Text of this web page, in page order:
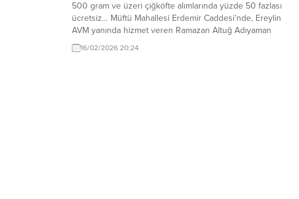
500 gram ve üzeri çiğköfte alımlarında yüzde 50 fazlası
ücretsiz… Müftü Mahallesi Erdemir Caddesi’nde, Ereylin
AVM yanında hizmet veren Ramazan Altuğ Adıyaman
Çiğköfte, Ramazan ayı boyunca 500 gram ve üzeri
alımlarda %50 fazlasını bedava veriyor. Zonguldak’ın
16/02/2026 20:24